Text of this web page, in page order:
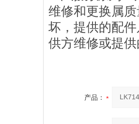
维修和更换属
坏，提供的配
供方维修或提
产品：